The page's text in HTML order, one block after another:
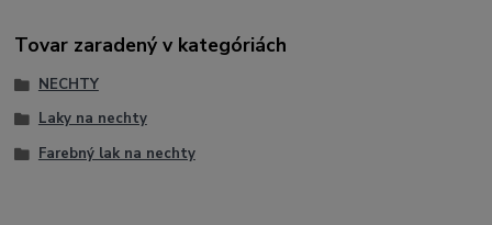
Tovar zaradený v kategóriách
NECHTY
Laky na nechty
Farebný lak na nechty